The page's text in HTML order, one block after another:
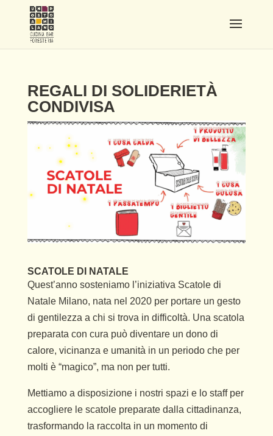
REGALI DI SOLIDERIETÀ
CONDIVISA
SCATOLE DI NATALE
Quest’anno sosteniamo l’iniziativa Scatole di
Natale Milano, nata nel 2020 per portare un gesto
di gentilezza a chi si trova in difficoltà. Una scatola
preparata con cura può diventare un dono di
calore, vicinanza e umanità in un periodo che per
molti è “magico”, ma non per tutti.
Mettiamo a disposizione i nostri spazi e lo staff per
accogliere le scatole preparate dalla cittadinanza,
trasformando la raccolta in un momento di